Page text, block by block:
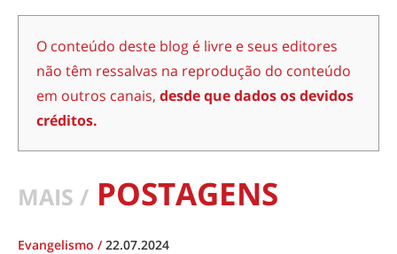
O conteúdo deste blog é livre e seus editores
não têm ressalvas na reprodução do conteúdo
em outros canais, desde que dados os devidos
créditos.
MAIS / POSTAGENS
Evangelismo /22.07.2024